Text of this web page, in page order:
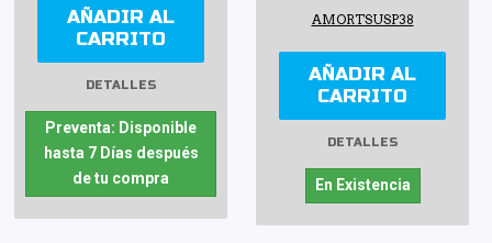
AÑADIR AL
CARRITO
DETALLES
Preventa: Disponible
hasta 7 Días después
de tu compra
AMORTSUSP38
AÑADIR AL
CARRITO
DETALLES
En Existencia